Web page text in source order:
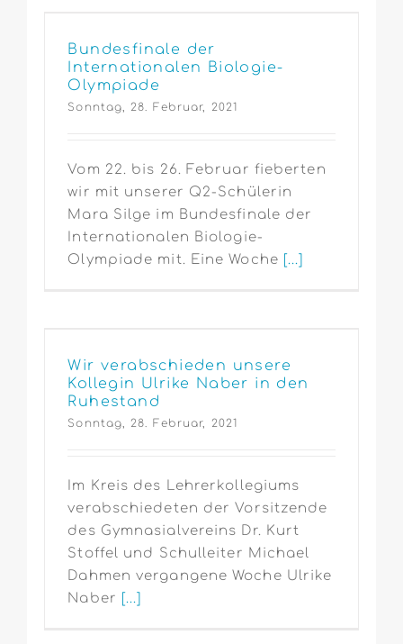
Bundesfinale der
Internationalen Biologie-
Olympiade
Sonntag, 28. Februar, 2021
Vom 22. bis 26. Februar fieberten
wir mit unserer Q2-Schülerin
Mara Silge im Bundesfinale der
Internationalen Biologie-
Olympiade mit. Eine Woche [...]
Wir verabschieden unsere
Kollegin Ulrike Naber in den
Ruhestand
Sonntag, 28. Februar, 2021
Im Kreis des Lehrerkollegiums
verabschiedeten der Vorsitzende
des Gymnasialvereins Dr. Kurt
Stoffel und Schulleiter Michael
Dahmen vergangene Woche Ulrike
Naber [...]